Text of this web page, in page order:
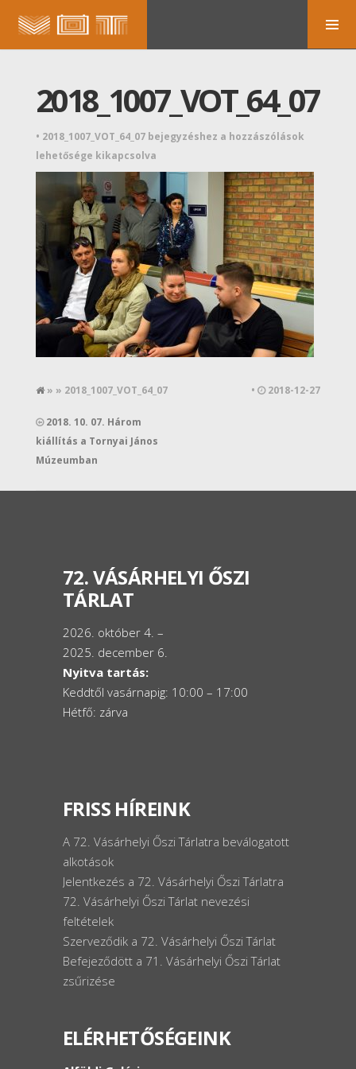
2018_1007_VOT_64_07
• 2018_1007_VOT_64_07 bejegyzéshez a hozzászólások
lehetősége kikapcsolva
» » 2018_1007_VOT_64_07 • 2018-12-27
2018. 10. 07. Három
kiállítás a Tornyai János
Múzeumban
72. VÁSÁRHELYI ŐSZI
TÁRLAT
2026. október 4. –
2025. december 6.
Nyitva tartás:
Keddtől vasárnapig: 10:00 – 17:00
Hétfő: zárva
FRISS HÍREINK
A 72. Vásárhelyi Őszi Tárlatra beválogatott
alkotások
Jelentkezés a 72. Vásárhelyi Őszi Tárlatra
72. Vásárhelyi Őszi Tárlat nevezési
feltételek
Szerveződik a 72. Vásárhelyi Őszi Tárlat
Befejeződött a 71. Vásárhelyi Őszi Tárlat
zsűrizése
ELÉRHETŐSÉGEINK